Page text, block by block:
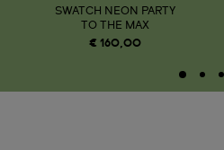
SWATCH NEON PARTY
TO THE MAX
€ 160,00